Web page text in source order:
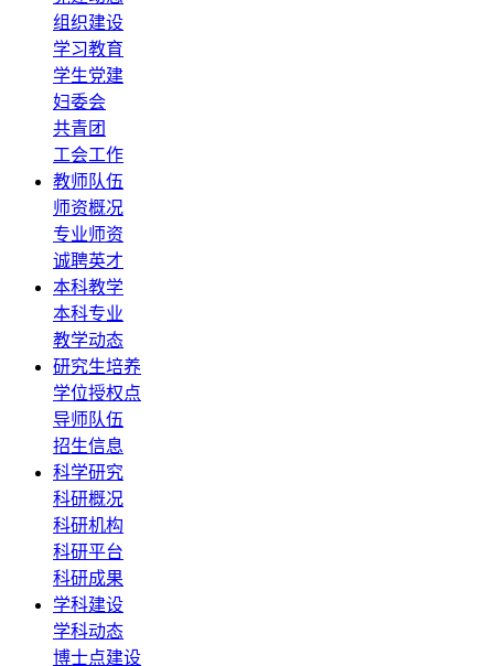
组织建设
学习教育
学生党建
妇委会
共青团
工会工作
教师队伍
师资概况
专业师资
诚聘英才
本科教学
本科专业
教学动态
研究生培养
学位授权点
导师队伍
招生信息
科学研究
科研概况
科研机构
科研平台
科研成果
学科建设
学科动态
博士点建设